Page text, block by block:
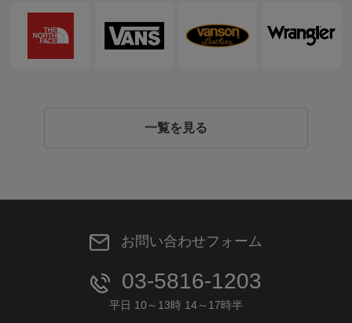
一覧を見る
お問い合わせフォーム
03-5816-1203
平日 10～13時 14～17時半